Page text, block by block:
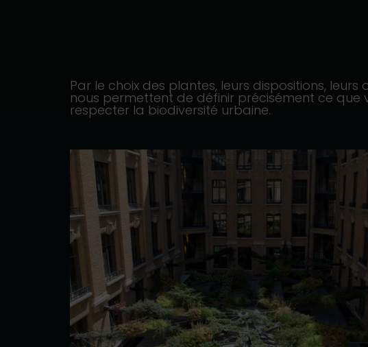
Par le choix des plantes, leurs dispositions,
nous permettent de définir précisément ce que
respecter la biodiversité urbaine.